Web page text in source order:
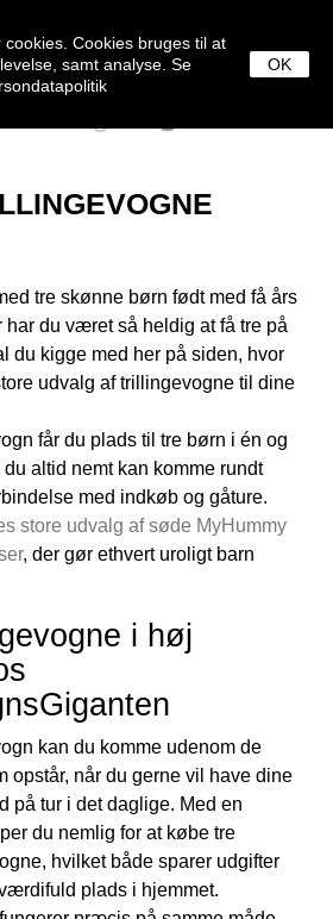
tre skønne børn født med få års
har du været så heldig at få tre på
du kigge med her på siden, hvor
udvalg af trillingevogne til dine
får du plads til tre børn i én og
altid nemt kan komme rundt
med indkøb og gåture.
store udvalg af søde MyHummy
, der gør ethvert uroligt barn
i høj
kan du komme udenom de
opstår, når du gerne vil have dine
på tur i det daglige. Med en
du nemlig for at købe tre
hvilket både sparer udgifter
plads i hjemmet.
Cookies bruges til at
samt analyse. Se
OK